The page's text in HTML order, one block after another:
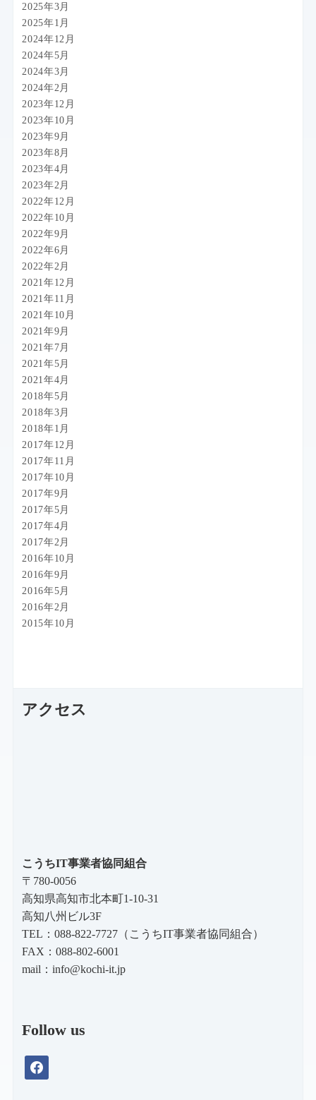
2025年3月
2025年1月
2024年12月
2024年5月
2024年3月
2024年2月
2023年12月
2023年10月
2023年9月
2023年8月
2023年4月
2023年2月
2022年12月
2022年10月
2022年9月
2022年6月
2022年2月
2021年12月
2021年11月
2021年10月
2021年9月
2021年7月
2021年5月
2021年4月
2018年5月
2018年3月
2018年1月
2017年12月
2017年11月
2017年10月
2017年9月
2017年5月
2017年4月
2017年2月
2016年10月
2016年9月
2016年5月
2016年2月
2015年10月
アクセス
こうちIT事業者協同組合
〒780-0056
高知県高知市北本町1-10-31
高知八州ビル3F
TEL：088-822-7727（こうちIT事業者協同組合）
FAX：088-802-6001
mail：info@kochi-it.jp
Follow us
facebook